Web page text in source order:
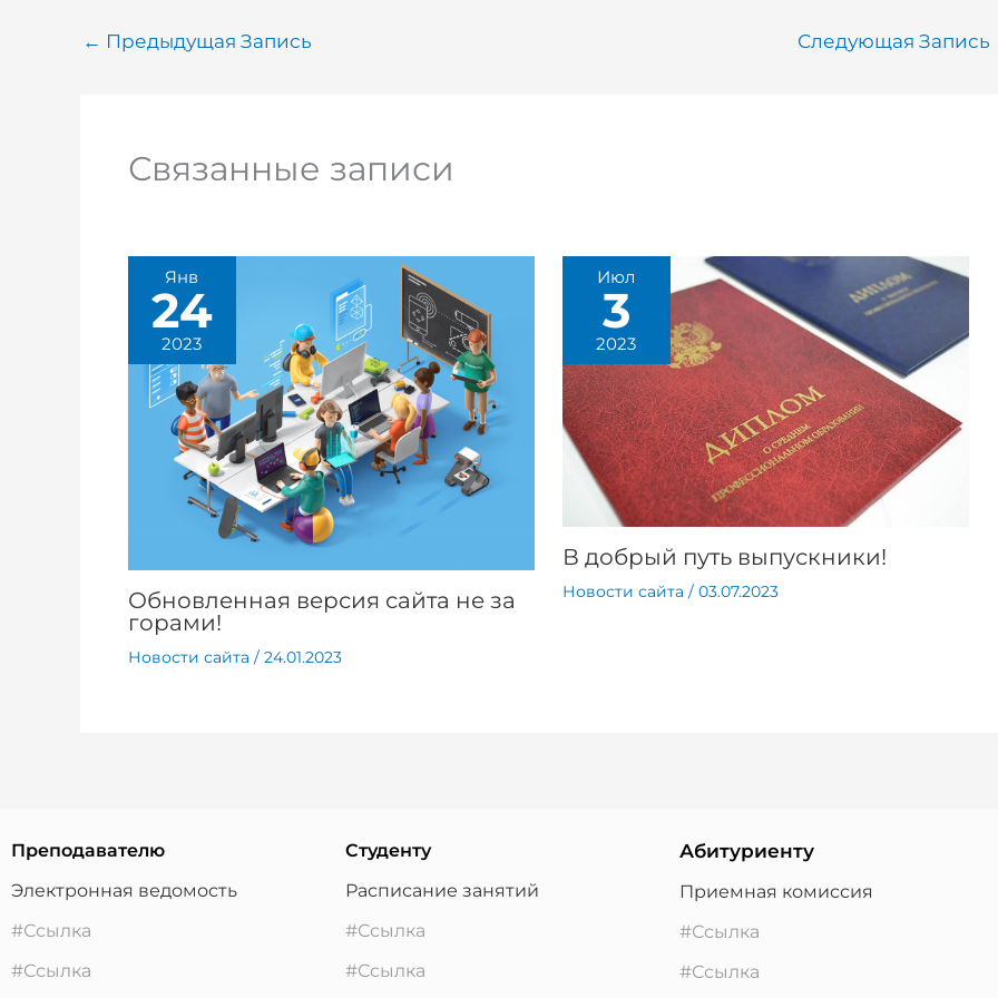
← Предыдущая Запись Следующая Запись
Связанные записи
Янв
24
2023
Обновленная версия сайта не за
горами!
Новости сайта / 24.01.2023
Июл
3
2023
В добрый путь выпускники!
Новости сайта / 03.07.2023
Преподавателю
Электронная ведомость
#Ссылка
#Ссылка
Студенту
Расписание занятий
#Ссылка
#Ссылка
Абитуриенту
Приемная комиссия
#Ссылка
#Ссылка